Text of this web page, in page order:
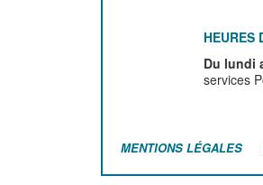
HEURES
Du lundi
services
MENTIONS LÉGALES